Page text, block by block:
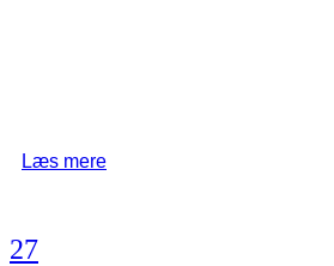
Læs mere
27